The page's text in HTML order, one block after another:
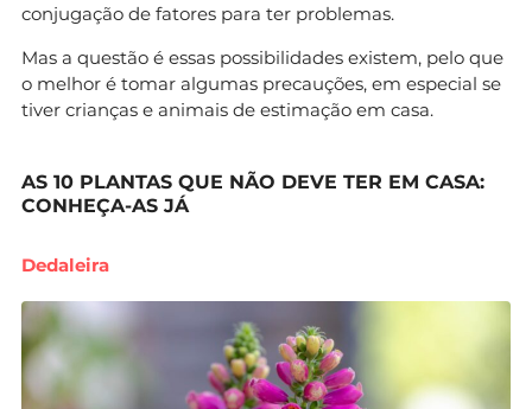
conjugação de fatores para ter problemas.
Mas a questão é essas possibilidades existem, pelo que
o melhor é tomar algumas precauções, em especial se
tiver crianças e animais de estimação em casa.
AS 10 PLANTAS QUE NÃO DEVE TER EM CASA:
CONHEÇA-AS JÁ
Dedaleira